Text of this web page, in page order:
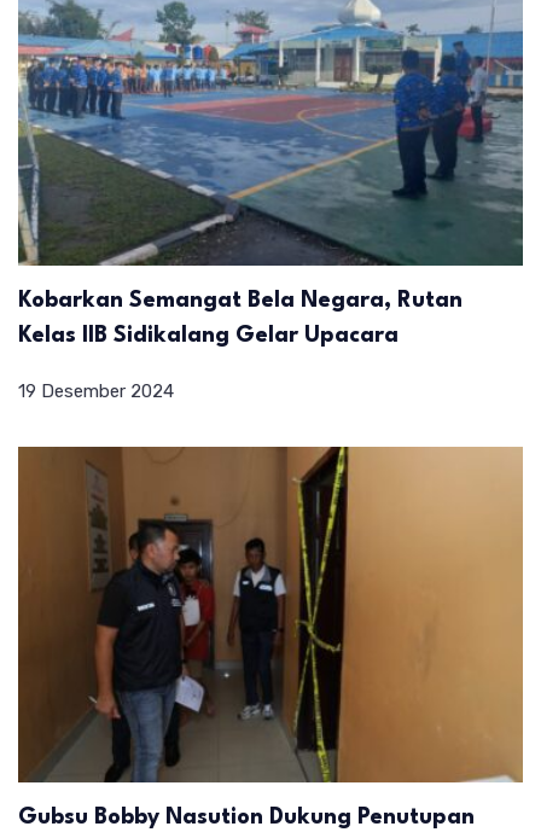
Kobarkan Semangat Bela Negara, Rutan
Kelas IIB Sidikalang Gelar Upacara
19 Desember 2024
Gubsu Bobby Nasution Dukung Penutupan